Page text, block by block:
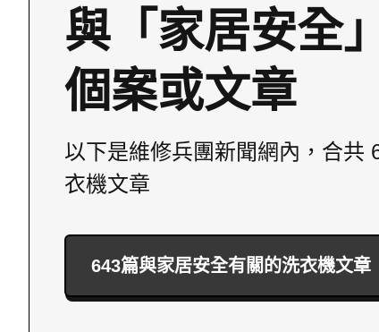
與「家居安全
個案或文章
以下是維修兵團新聞網內，合共
衣機文章
643篇與家居安全有關的洗衣機文章